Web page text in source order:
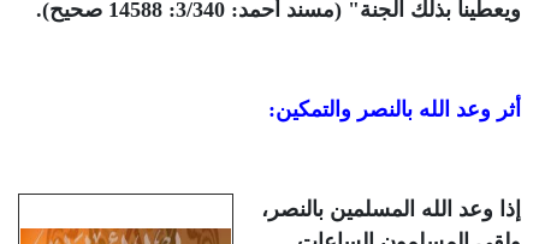
ويعطينا بذلك الجنة" (مسند أحمد: 3/340: 14588 صحيح).
أثر وعد الله بالنصر والتمكين:
إذا وعد الله المسلمين بالنصر،